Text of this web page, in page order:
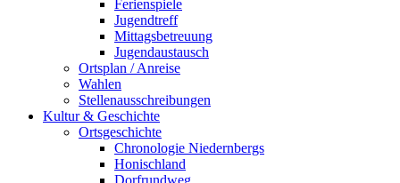
Ferienspiele
Jugendtreff
Mittagsbetreuung
Jugendaustausch
Ortsplan / Anreise
Wahlen
Stellenausschreibungen
Kultur & Geschichte
Ortsgeschichte
Chronologie Niedernbergs
Honischland
Dorfrundweg